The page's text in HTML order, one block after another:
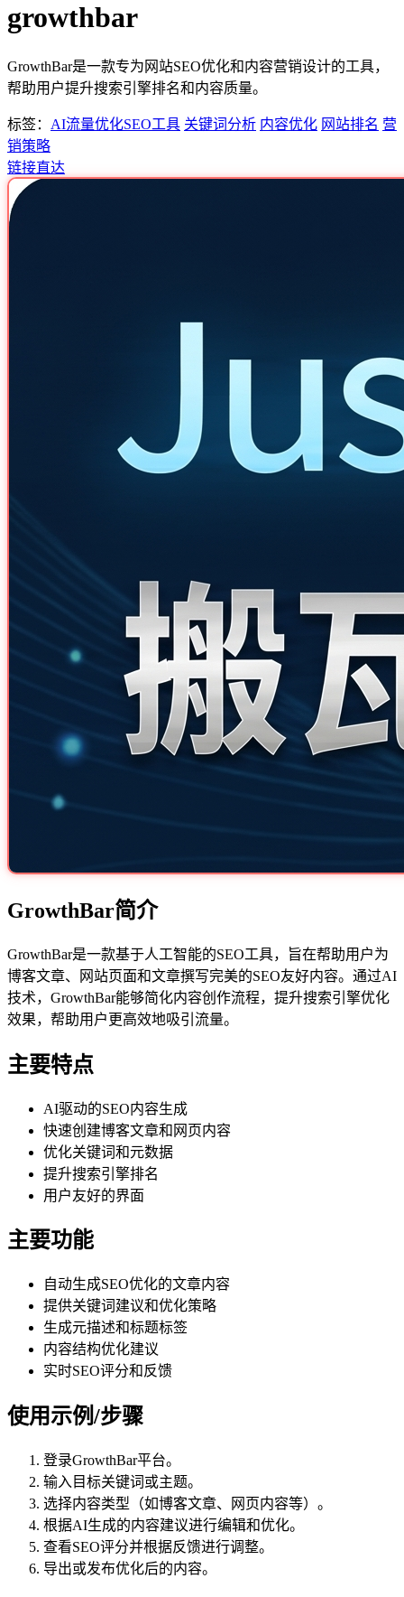
growthbar
GrowthBar是一款专为网站SEO优化和内容营销设计的工具，
帮助用户提升搜索引擎排名和内容质量。
标签： AI流量优化SEO工具 关键词分析 内容优化 网站排名 营
销策略
链接直达
GrowthBar简介
GrowthBar是一款基于人工智能的SEO工具，旨在帮助用户为
博客文章、网站页面和文章撰写完美的SEO友好内容。通过AI
技术，GrowthBar能够简化内容创作流程，提升搜索引擎优化
效果，帮助用户更高效地吸引流量。
主要特点
AI驱动的SEO内容生成
快速创建博客文章和网页内容
优化关键词和元数据
提升搜索引擎排名
用户友好的界面
主要功能
自动生成SEO优化的文章内容
提供关键词建议和优化策略
生成元描述和标题标签
内容结构优化建议
实时SEO评分和反馈
使用示例/步骤
登录GrowthBar平台。
输入目标关键词或主题。
选择内容类型（如博客文章、网页内容等）。
根据AI生成的内容建议进行编辑和优化。
查看SEO评分并根据反馈进行调整。
导出或发布优化后的内容。